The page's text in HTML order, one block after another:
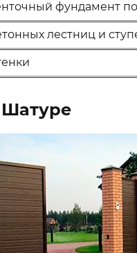
фундамент
лестниц и
Шатуре